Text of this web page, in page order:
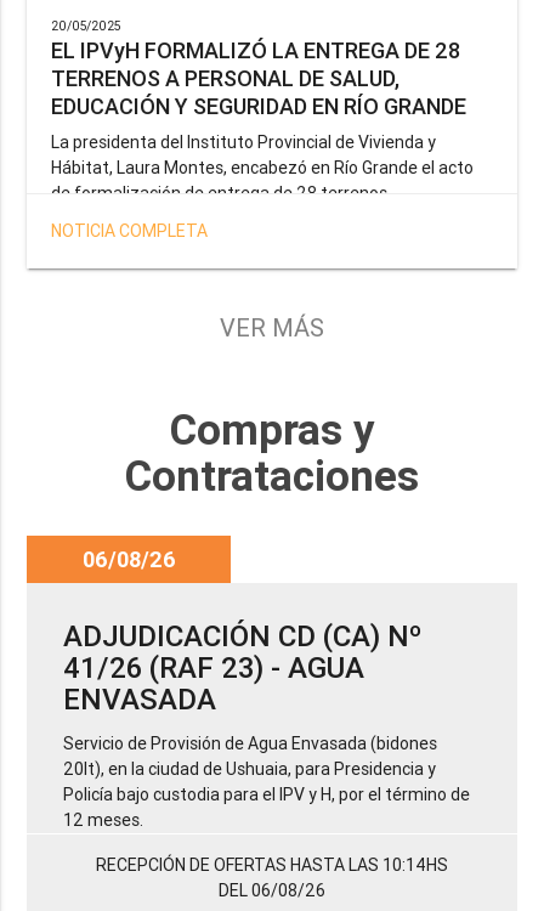
20/05/2025
EL IPVyH FORMALIZÓ LA ENTREGA DE 28
TERRENOS A PERSONAL DE SALUD,
EDUCACIÓN Y SEGURIDAD EN RÍO GRANDE
La presidenta del Instituto Provincial de Vivienda y
Hábitat, Laura Montes, encabezó en Río Grande el acto
de formalización de entrega de 28 terrenos
correspondientes a la operatoria especial anunciada por
el Gobernador Gustavo Melella, la cual tiene como
objetivo brindar una solución habitacional a docentes,
Provincia y del Servicio Penitenciario.
NOTICIA COMPLETA
VER MÁS
Compras y
Contrataciones
06/08/26
ADJUDICACIÓN CD (CA) Nº
41/26 (RAF 23) - AGUA
ENVASADA
Servicio de Provisión de Agua Envasada (bidones
20lt), en la ciudad de Ushuaia, para Presidencia y
Policía bajo custodia para el IPV y H, por el término de
12 meses.
RECEPCIÓN DE OFERTAS HASTA LAS 10:14HS
DEL 06/08/26